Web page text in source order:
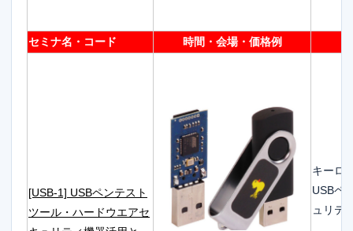
セミナ名・コード 時間・会場・価格例
[USB-1] USBペンテスト
ツール・ハードウエアセ
キーロ
USBペ
ュリテ